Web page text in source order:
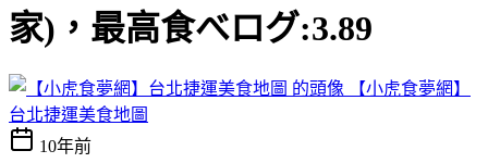
家)，最高食べログ:3.89
【小虎食夢網】
台北捷運美食地圖
10年前